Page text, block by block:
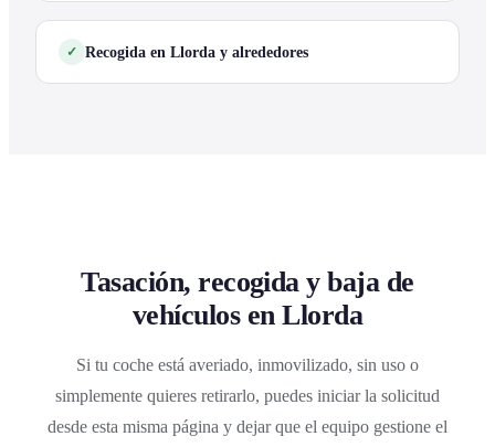
Recogida en Llorda y alrededores
Tasación, recogida y baja de
vehículos en Llorda
Si tu coche está averiado, inmovilizado, sin uso o
simplemente quieres retirarlo, puedes iniciar la solicitud
desde esta misma página y dejar que el equipo gestione el